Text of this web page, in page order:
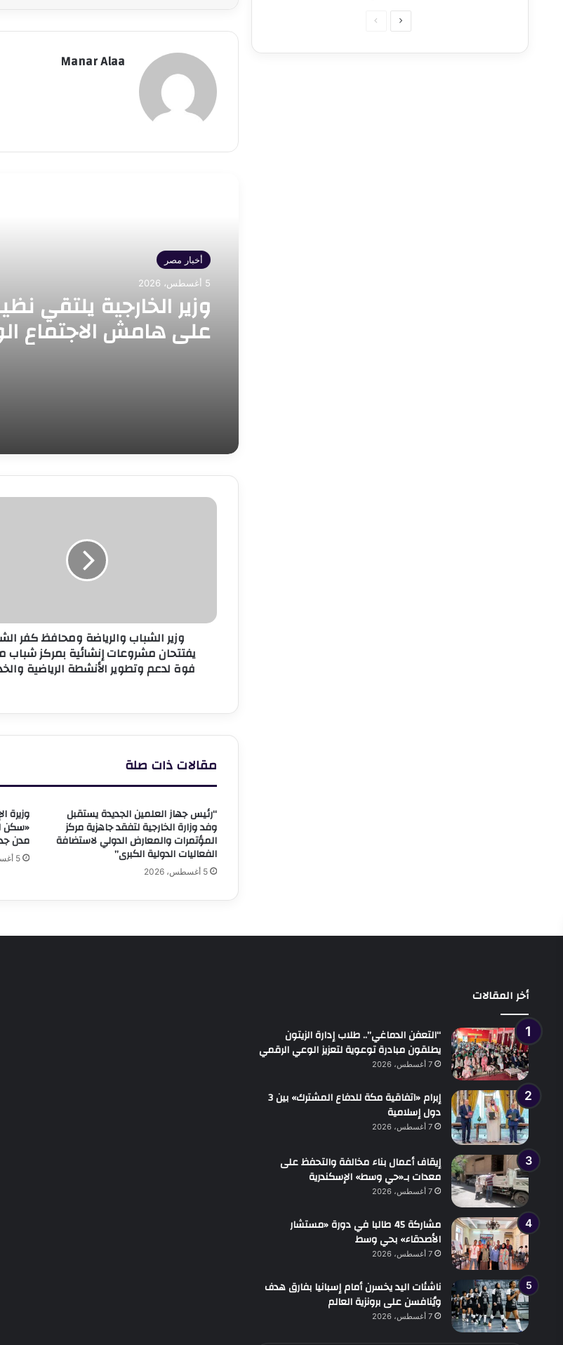
Manar Alaa
أخبار مصر
5 أغسطس، 2026
وزير الخارجية يلتقي
على هامش الاجتماع
القدس في عمّان
وزير
إنشائية
الرياضية
وزير الشباب والرياضة ومحافظ كفر
يفتتحان مشروعات إنشائية بمركز شباب
فوة لدعم وتطوير الأنشطة الرياضية
مقالات ذات صلة
“رئيس جهاز العلمين الجديدة يستقبل
وفد وزارة الخارجية لتفقد جاهزية مركز
المؤتمرات والمعارض الدولي لاستضافة
الفعاليات الدولية الكبرى”
5 أغسطس، 2026
وزيرة
مدن
5 أغسطس، 2026
الصفحةالصفحة
أخر المقالات
“التعفن الدماغي”.. طلاب إدارة الزيتون
يطلقون مبادرة توعوية لتعزيز الوعي الرقمي
7 أغسطس، 2026
إبرام «اتفاقية مكة للدفاع المشترك» بين 3
دول إسلامية
7 أغسطس، 2026
إيقاف أعمال بناء مخالفة والتحفظ على
معدات بـ«حي وسط» الإسكندرية
7 أغسطس، 2026
مشاركة 45 طالبا في دورة «مستشار
الأصدقاء» بحي وسط
7 أغسطس، 2026
ناشئات اليد يخسرن أمام إسبانيا بفارق هدف
ويُنافسن على برونزية العالم
7 أغسطس، 2026